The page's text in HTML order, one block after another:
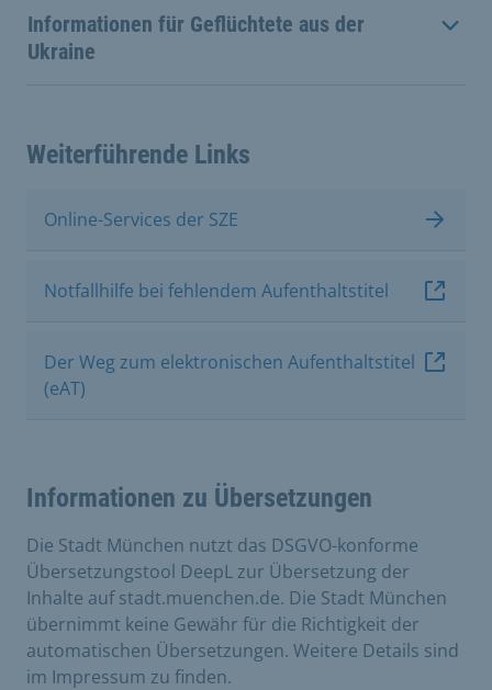
Informationen für Geflüchtete aus der
Ukraine
Weiterführende Links
Online-Services der SZE
Notfallhilfe bei fehlendem Aufenthaltstitel
Der Weg zum elektronischen Aufenthaltstitel
(eAT)
Informationen zu Übersetzungen
Die Stadt München nutzt das DSGVO-konforme
Übersetzungstool DeepL zur Übersetzung der
Inhalte auf stadt.muenchen.de. Die Stadt München
übernimmt keine Gewähr für die Richtigkeit der
automatischen Übersetzungen. Weitere Details sind
im Impressum zu finden.